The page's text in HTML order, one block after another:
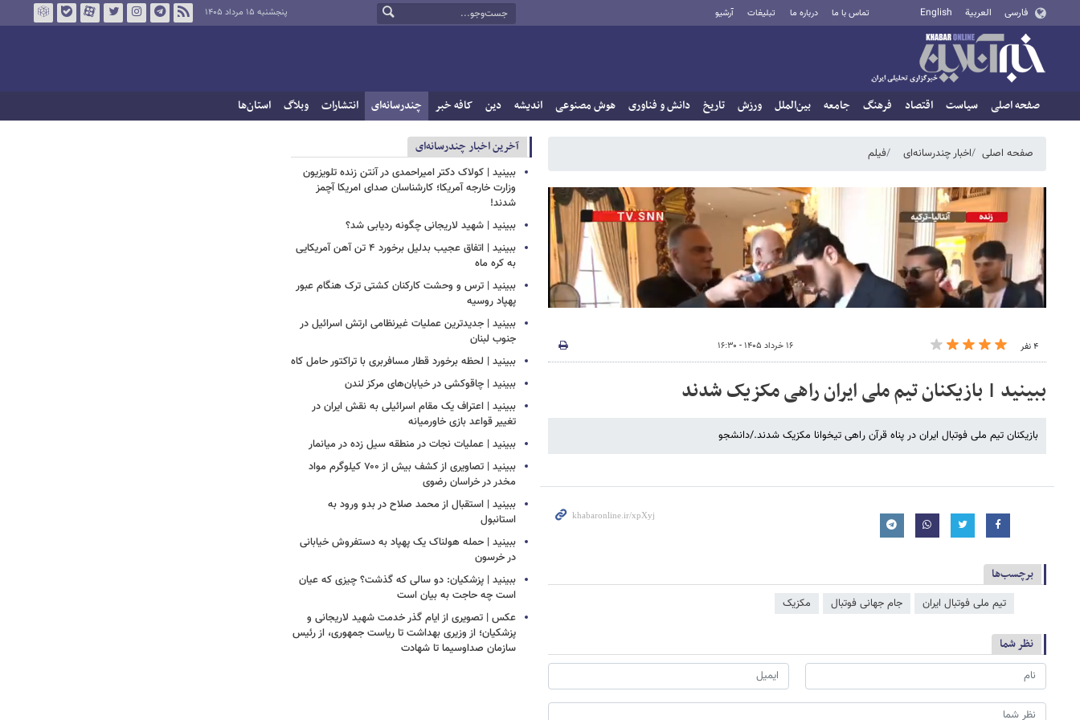
فارسی العربية English تماس با ما درباره ما تبلیغات آرشیو پنجشنبه ۱۵ مرداد ۱۴۰۵
صفحه اصلی سیاست اقتصاد فرهنگ جامعه بین‌الملل ورزش تاریخ دانش و فناوری هوش مصنوعی اندیشه دین کافه خبر چندرسانه‌ای انتشارات وبلاگ استان‌ها
صفحه اصلی اخبار چندرسانه‌ای فیلم
۴ نفر ۱۶ خرداد ۱۴۰۵ - ۱۶:۳۰
ببینید | بازیکنان تیم ملی ایران راهی مکزیک شدند
بازیکنان ‌تیم ملی فوتبال ایران در پناه قرآن راهی تیخوانا مکزیک شدند./دانشجو
برچسب‌ها
تیم ملی فوتبال ایران جام جهانی فوتبال مکزیک
نظر شما
آخرین اخبار چندرسانه‌ای
ببینید | کولاک دکتر امیراحمدی در آنتن زنده تلویزیون
وزارت خارجه آمریکا؛ کارشناسان صدای امریکا آچمز
شدند!
ببینید | شهید لاریجانی چگونه ردیابی شد؟
ببینید | اتفاق عجیب بدلیل برخورد ۴ تن آهن آمریکایی
به کره ماه
ببینید | ترس و وحشت کارکنان کشتی ترک هنگام عبور
پهپاد روسیه
ببینید | جدیدترین عملیات غیرنظامی ارتش اسرائیل در
جنوب لبنان
ببینید | لحظه برخورد قطار مسافربری با تراکتور حامل کاه
ببینید | چاقوکشی در خیابان‌های مرکز لندن
ببینید | اعتراف یک مقام اسرائیلی به نقش ایران در
تغییر قواعد بازی خاورمیانه
ببینید | عملیات نجات در منطقه سیل زده در میانمار
ببینید | تصاویری از کشف بیش از ۷۰۰ کیلوگرم مواد
مخدر در خراسان رضوی
ببینید | استقبال از محمد صلاح در بدو ورود به
استانبول
ببینید | حمله هولناک یک پهپاد به دستفروش خیابانی
در خرسون
ببینید | پزشکیان: دو سالی که گذشت؟ چیزی که عیان
است چه حاجت به بیان است
عکس | تصویری از ایام گذر خدمت شهید لاریجانی و
پزشکیان؛ از وزیری بهداشت تا ریاست جمهوری، از رئیس
سازمان صداوسیما تا شهادت